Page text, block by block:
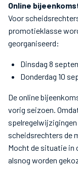
Online
Voor
promotieklasse
georganiseerd:
Dinsdag 8
Donderdag 10
De online
vorig seizoen.
scheidsrechters de
Mocht de situatie in
alsnog worden